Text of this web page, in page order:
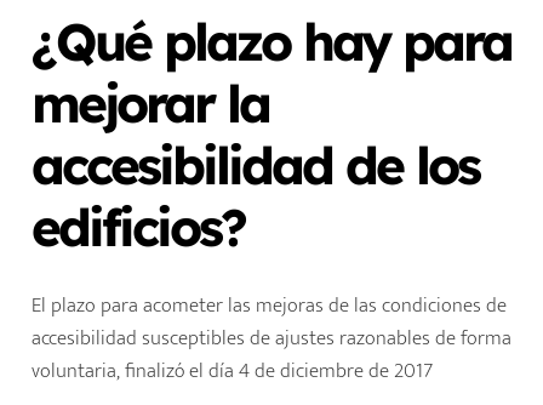
¿Qué plazo hay para
mejorar la
accesibilidad de los
edificios?
El plazo para acometer las mejoras de las condiciones de
accesibilidad susceptibles de ajustes razonables de forma
voluntaria, finalizó el día 4 de diciembre de 2017